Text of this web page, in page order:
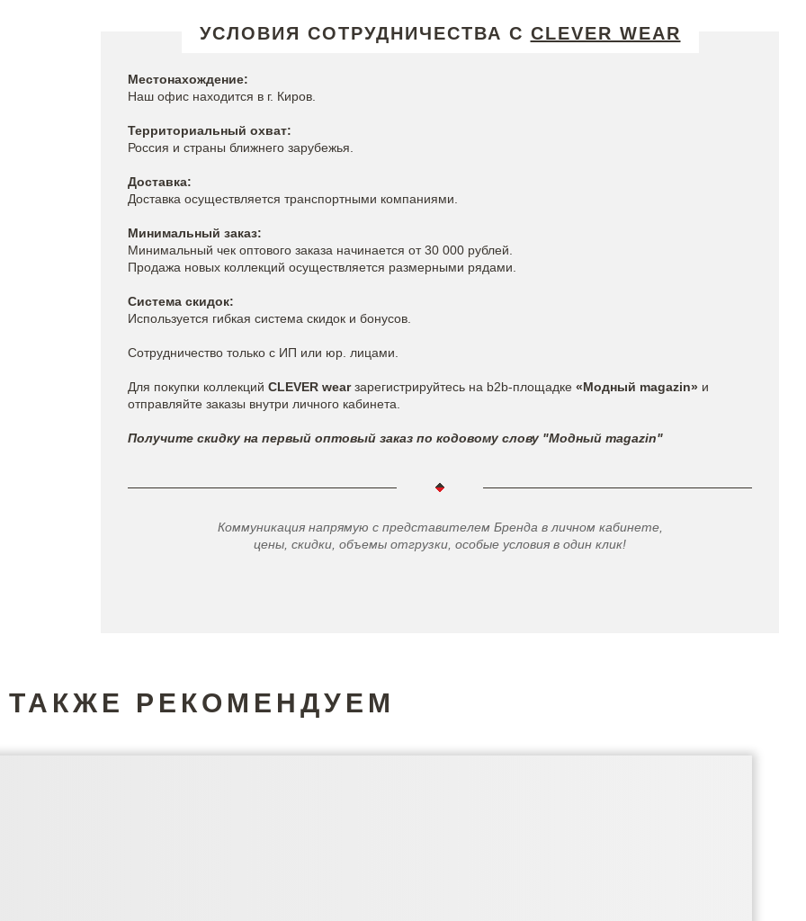
УСЛОВИЯ СОТРУДНИЧЕСТВА С CLEVER WEAR
Местонахождение:
Наш офис находится в г. Киров.
Территориальный охват:
Россия и страны ближнего зарубежья.
Доставка:
Доставка осуществляется транспортными компаниями.
Минимальный заказ:
Минимальный чек оптового заказа начинается от 30 000 рублей.
Продажа новых коллекций осуществляется размерными рядами.
Система скидок:
Используется гибкая система скидок и бонусов.
Сотрудничество только с ИП или юр. лицами.
Для покупки коллекций CLEVER wearзарегистрируйтесь на b2b-площадке «Модный magazin» и
отправляйте заказы внутри личного кабинета.
Получите скидку на первый оптовый заказ по кодовому слову "Модный magazin"
Коммуникация напрямую с представителем Бренда в личном кабинете,
цены, скидки, объемы отгрузки, особые условия в один клик!
ТАКЖЕ РЕКОМЕНДУЕМ